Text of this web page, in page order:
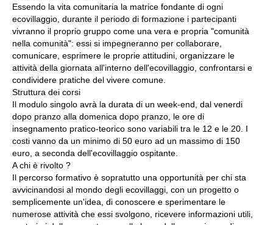
Essendo la vita comunitaria la matrice fondante di ogni
ecovillaggio, durante il periodo di formazione i partecipanti
vivranno il proprio gruppo come una vera e propria "comunità
nella comunità": essi si impegneranno per collaborare,
comunicare, esprimere le proprie attitudini, organizzare le
attività della giornata all'interno dell'ecovillaggio, confrontarsi e
condividere pratiche del vivere comune.
Struttura dei corsi
Il modulo singolo avrà la durata di un week-end, dal venerdi
dopo pranzo alla domenica dopo pranzo, le ore di
insegnamento pratico-teorico sono variabili tra le 12 e le 20. I
costi vanno da un minimo di 50 euro ad un massimo di 150
euro, a seconda dell'ecovillaggio ospitante.
A chi è rivolto ?
Il percorso formativo è sopratutto una opportunità per chi sta
avvicinandosi al mondo degli ecovillaggi, con un progetto o
semplicemente un'idea, di conoscere e sperimentare le
numerose attività che essi svolgono, ricevere informazioni utili,